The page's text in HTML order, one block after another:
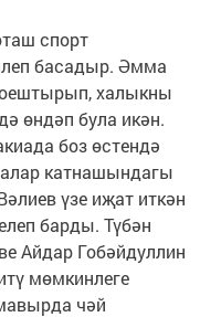
спорт
басадыр. Әмма
халыкны
өндәп була икән.
боз өстендә
катнашындагы
үзе иҗат иткән
барды. Түбән
Айдар Гобәйдуллин
мөмкинлеге
чәй